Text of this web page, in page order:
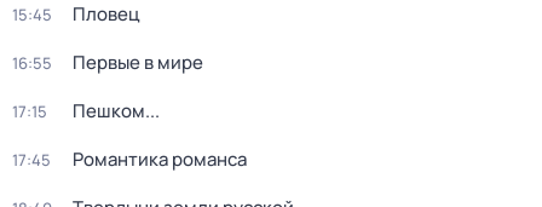
15:45 Пловец
16:55 Первые в мире
17:15 Пешком...
17:45 Романтика романса